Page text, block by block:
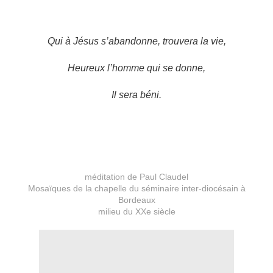
Qui à Jésus s’abandonne, trouvera la vie,
Heureux l’homme qui se donne,
Il sera béni.
méditation de Paul Claudel
Mosaïques de la chapelle du séminaire inter-diocésain à
Bordeaux
milieu du XXe siècle